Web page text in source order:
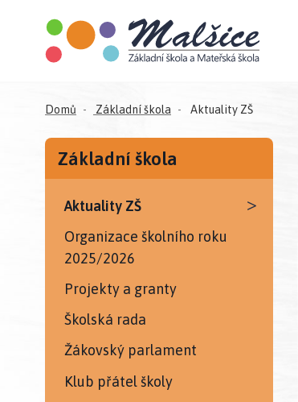
Domů Základní škola Aktuality ZŠ
Základní škola
Aktuality ZŠ >
Organizace školního roku
2025/2026
Projekty a granty
Školská rada
Žákovský parlament
Klub přátel školy